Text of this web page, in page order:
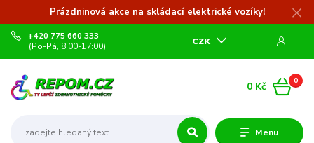
Prázdninová akce na skládací elektrické vozíky!
Menu
CZK
+420 775 660 333
(Po-Pá, 8:00-17:00)
0
0 Kč